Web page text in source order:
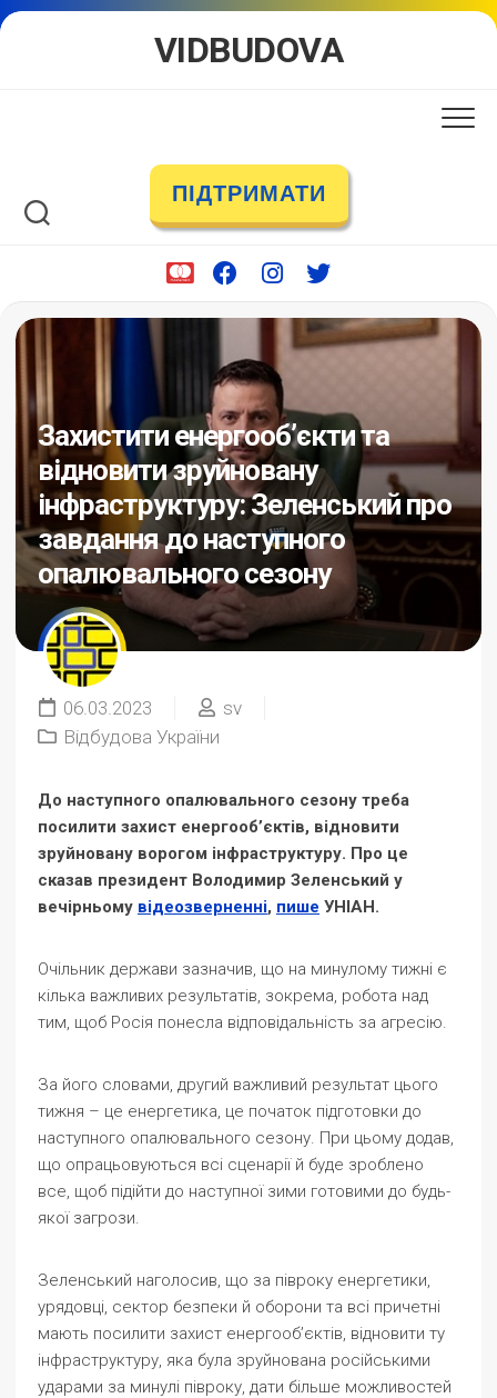
Skip
VIDBUDOVA
ПІДТРИМАТИ
Захистити енергообʼєкти та
відновити зруйновану
інфраструктуру: Зеленський про
завдання до наступного
опалювального сезону
06.03.2023
sv
Відбудова України
До наступного опалювального сезону треба
посилити захист енергообʼєктів, відновити
зруйновану ворогом інфраструктуру. Про це
сказав президент Володимир Зеленський у
вечірньому відеозверненні, пише УНІАН.
Очільник держави зазначив, що на минулому тижні є
кілька важливих результатів, зокрема, робота над
тим, щоб Росія понесла відповідальність за агресію.
За його словами, другий важливий результат цього
тижня – це енергетика, це початок підготовки до
наступного опалювального сезону. При цьому додав,
що опрацьовуються всі сценарії й буде зроблено
все, щоб підійти до наступної зими готовими до будь-
якої загрози.
Зеленський наголосив, що за півроку енергетики,
урядовці, сектор безпеки й оборони та всі причетні
мають посилити захист енергообʼєктів, відновити ту
інфраструктуру, яка була зруйнована російськими
ударами за минулі півроку, дати більше можливостей